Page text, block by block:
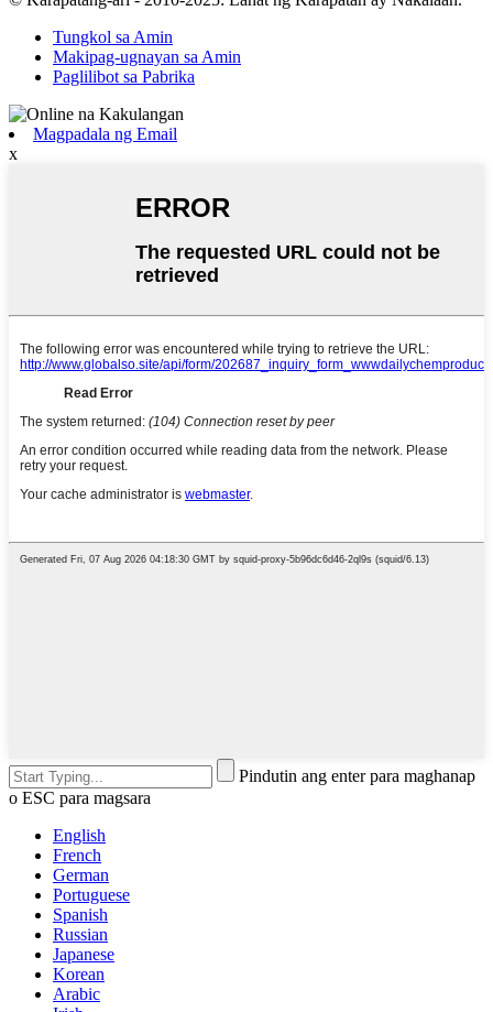
Tungkol sa Amin
Makipag-ugnayan sa Amin
Paglilibot sa Pabrika
Magpadala ng Email
x
Pindutin ang enter para maghanap
o ESC para magsara
English
French
German
Portuguese
Spanish
Russian
Japanese
Korean
Arabic